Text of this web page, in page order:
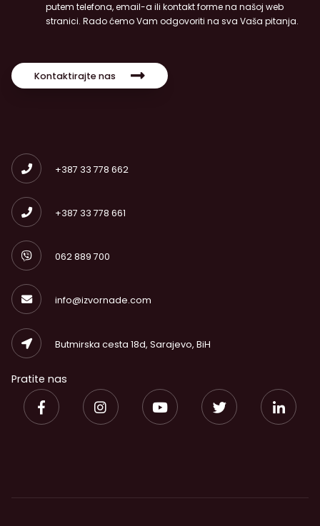
putem telefona, email-a ili kontakt forme na našoj web
stranici. Rado ćemo Vam odgovoriti na sva Vaša pitanja.
Kontaktirajte nas
+387 33 778 662
+387 33 778 661
062 889 700
info@izvornade.com
Butmirska cesta 18d, Sarajevo, BiH
Pratite nas